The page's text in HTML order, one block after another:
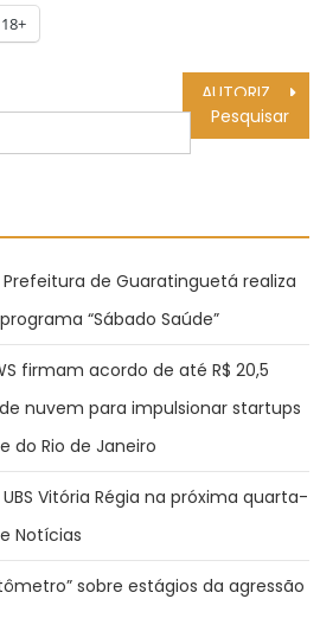
18+
de Guaratinguetá realiza
“Sábado Saúde”
firmam acordo de até R$ 20,5
nuvem para impulsionar startups
do Rio de Janeiro
Vitória Régia na próxima quarta-
Notícias
sobre estágios da agressão